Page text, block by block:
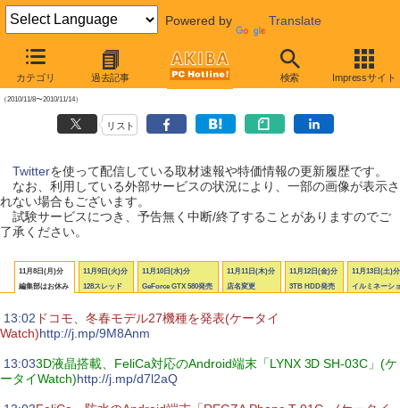
Powered by Translate
カテゴリ 過去記事 検索 Impressサイト
【 2010年11月13日号 】
AKIBA PC Hotline! Twitter更新履歴
（2010/11/8〜2010/11/14）
リスト
Twitterを使って配信している取材速報や特価情報の更新履歴です。
なお、利用している外部サービスの状況により、一部の画像が表示さ
れない場合もございます。
試験サービスにつき、予告無く中断/終了することがありますのでご
了承ください。
11月8日(月)分
編集部はお休み
11月9日(火)分
128スレッド
11月10日(水)分
GeForce GTX 580発売
11月11日(木)分
店名変更
11月12日(金)分
3TB HDD発売
11月13日(土)分
イルミネーシ
13:02 ドコモ、冬春モデル27機種を発表(ケータイ
Watch)http://j.mp/9M8Anm
13:033D液晶搭載、FeliCa対応のAndroid端末「LYNX 3D SH-03C」(ケ
ータイWatch)http://j.mp/d7l2aQ